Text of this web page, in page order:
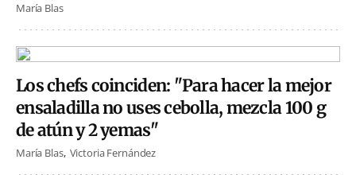
María Blas
Los chefs coinciden: "Para hacer la mejor
ensaladilla no uses cebolla, mezcla 100 g
de atún y 2 yemas"
María Blas Victoria Fernández